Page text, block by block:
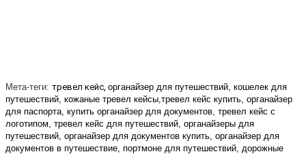
Мета-теги: тревел кейс, органайзер для путешествий, кошелек для
путешествий, кожаные тревел кейсы,тревел кейс купить, органайзер
для паспорта, купить органайзер для документов, тревел кейс с
логотипом, тревел кейс для путешествий, органайзеры для
путешествий, органайзер для документов купить, органайзер для
документов в путешествие, портмоне для путешествий, дорожные